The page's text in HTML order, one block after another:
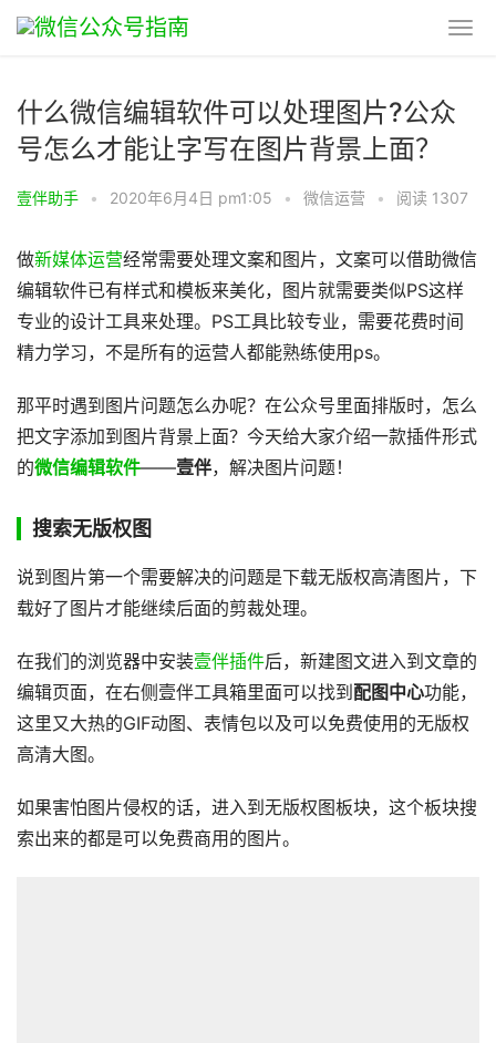
什么微信编辑软件可以处理图片?公众
号怎么才能让字写在图片背景上面？
壹伴助手 • 2020年6月4日 pm1:05 • 微信运营 • 阅读 1307
做新媒体运营经常需要处理文案和图片，文案可以借助微信
编辑软件已有样式和模板来美化，图片就需要类似PS这样
专业的设计工具来处理。PS工具比较专业，需要花费时间
精力学习，不是所有的运营人都能熟练使用ps。
那平时遇到图片问题怎么办呢？在公众号里面排版时，怎么
把文字添加到图片背景上面？今天给大家介绍一款插件形式
的微信编辑软件——壹伴，解决图片问题！
搜索无版权图
说到图片第一个需要解决的问题是下载无版权高清图片，下
载好了图片才能继续后面的剪裁处理。
在我们的浏览器中安装壹伴插件后，新建图文进入到文章的
编辑页面，在右侧壹伴工具箱里面可以找到 配图中心功能，
这里又大热的GIF动图、表情包以及可以免费使用的无版权
高清大图。
如果害怕图片侵权的话，进入到无版权图板块，这个板块搜
索出来的都是可以免费商用的图片。